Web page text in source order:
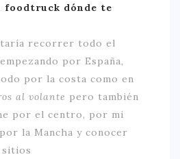
foodtruck dónde te
recorrer todo el
por España,
por la costa como en
al volante pero también
por el centro, por mi
la Mancha y conocer
sitios